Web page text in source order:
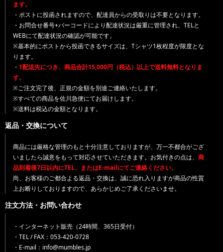
ます。
・ポストに投函されますので、配達員からの受取りは不要となります。
・お問合せ番号+バーコードにより配達状況は厳重に管理され、TELと
WEBにて配達状況の確認が可能です。
※基本的にポストから投函できるサイズは、Tシャツ1枚程度が限度とな
ります。
・ 1配送先につき、商品合計15,000円（税込）以上で送料無料となりま
す。
※ご注文完了後、正規の金額を別途ご連絡いたします。
※すべての商品を佐川急便にてお届けします。
※送料は税込の金額となります。
返品・交換について
商品には厳格な管理のもと十分注意しておりますが、万一不都合がござ
いましたら誠意をもって対応させていただきます。お気付きの点は、 商
品到着後7日以内にTEL、またはE-mailにてご連絡ください。
尚、お客様のご都合よる返品・交換は、誠に恐れ入りますが商品の性質
上お断りしておりますので、あらかじめご了承くださいませ。
注文方法・お問い合わせ
・インターネット販売（24時間、365日受付）
・TEL / FAX：053-420-0728
・E-mail：info@mumbles.jp